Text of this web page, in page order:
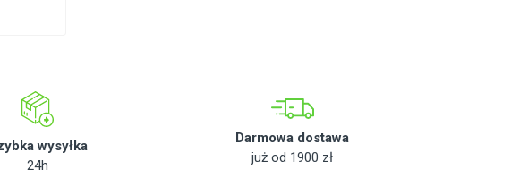
wysyłka
24h
Darmowa dostawa
już od 1900 zł